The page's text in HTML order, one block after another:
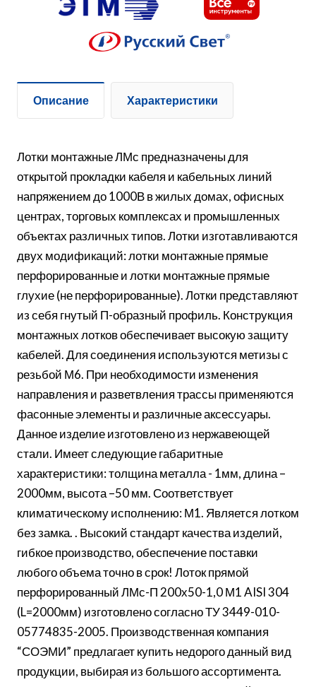
Описание Характеристики
Лотки монтажные ЛМс предназначены для
открытой прокладки кабеля и кабельных линий
напряжением до 1000В в жилых домах, офисных
центрах, торговых комплексах и промышленных
объектах различных типов. Лотки изготавливаются
двух модификаций: лотки монтажные прямые
перфорированные и лотки монтажные прямые
глухие (не перфорированные). Лотки представляют
из себя гнутый П-образный профиль. Конструкция
монтажных лотков обеспечивает высокую защиту
кабелей. Для соединения используются метизы с
резьбой М6. При необходимости изменения
направления и разветвления трассы применяются
фасонные элементы и различные аксессуары.
Данное изделие изготовлено из нержавеющей
стали. Имеет следующие габаритные
характеристики: толщина металла - 1мм, длина –
2000мм, высота –50 мм. Соответствует
климатическому исполнению: М1. Является лотком
без замка. . Высокий стандарт качества изделий,
гибкое производство, обеспечение поставки
любого объема точно в срок! Лоток прямой
перфорированный ЛМс-П 200х50-1,0 М1 AISI 304
(L=2000мм) изготовлено согласно ТУ 3449-010-
05774835-2005. Производственная компания
“СОЭМИ” предлагает купить недорого данный вид
продукции, выбирая из большого ассортимента.